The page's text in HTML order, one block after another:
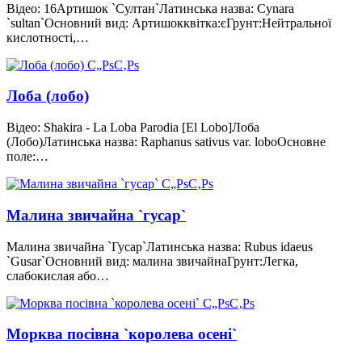
Відео: 16Артишок `Султан`Латинська назва: Cynara
`sultan`Основний вид: Артишокквітка:єГрунт:Нейтральної
кислотності,…
Лоба (лобо)
Відео: Shakira - La Loba Parodia [El Lobo]Лоба
(Лобо)Латинська назва: Raphanus sativus var. loboОсновне
поле:…
Малина звичайна `гусар`
Малина звичайна `Гусар`Латинська назва: Rubus idaeus
`Gusar`Основний вид: малина звичайнаГрунт:Легка,
слабокислая або…
Морква посівна `королева осені`